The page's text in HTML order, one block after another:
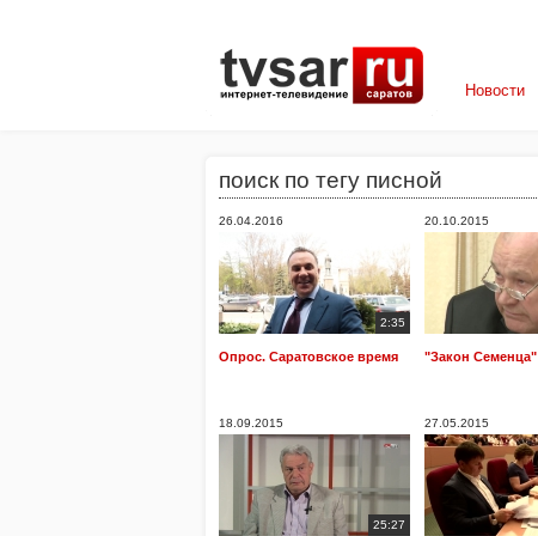
Новости
поиск по тегу писной
26.04.2016
2:35
Опрос. Саратовское время
20.10.2015
"Закон Семенца"
18.09.2015
25:27
27.05.2015